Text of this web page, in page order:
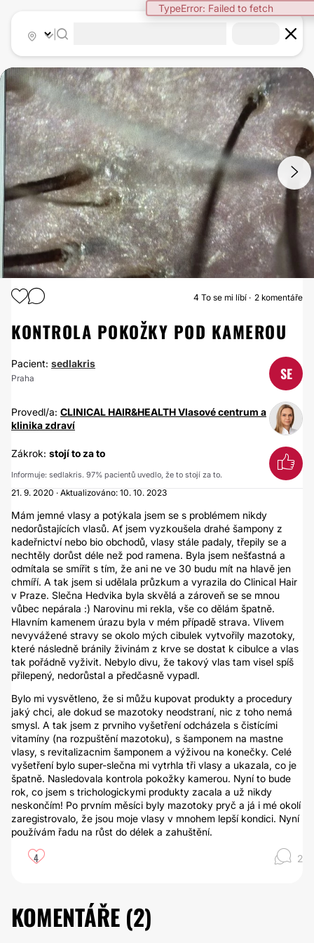
TypeError: Failed to fetch
TRICHOLOGICKÉ VYŠETŘENÍ
4 To se mi líbí 2 komentáře
KONTROLA POKOŽKY POD KAMEROU
Pacient: sedlakris
Praha SE
Provedl/a: CLINICAL HAIR&HEALTH Vlasové centrum a
klinika zdraví
Zákrok: stojí to za to
Informuje: sedlakris. 97% pacientů uvedlo, že to stojí za to.
21. 9. 2020 · Aktualizováno: 10. 10. 2023
Mám jemné vlasy a potýkala jsem se s problémem nikdy
nedorůstajících vlasů. Ať jsem vyzkoušela drahé šampony z
kadeřnictví nebo bio obchodů, vlasy stále padaly, třepily se a
nechtěly dorůst déle než pod ramena. Byla jsem nešťastná a
odmítala se smířit s tím, že ani ne ve 30 budu mít na hlavě jen
chmíří. A tak jsem si udělala průzkum a vyrazila do Clinical Hair
v Praze. Slečna Hedvika byla skvělá a zároveň se se mnou
vůbec nepárala :) Narovinu mi rekla, vše co dělám špatně.
Hlavním kamenem úrazu byla v mém případě strava. Vlivem
nevyvážené stravy se okolo mých cibulek vytvořily mazotoky,
které následně bránily živinám z krve se dostat k cibulce a vlas
tak pořádně vyživit. Nebylo divu, že takový vlas tam visel spíš
přilepený, nedorůstal a předčasně vypadl.
Bylo mi vysvětleno, že si můžu kupovat produkty a procedury
jaký chci, ale dokud se mazotoky neodstraní, nic z toho nemá
smysl. A tak jsem z prvniho vyšetření odcházela s čistícími
vitamíny (na rozpuštění mazotoku), s šamponem na mastne
vlasy, s revitalizacnim šamponem a výživou na konečky. Celé
vyšetření bylo super-slečna mi vytrhla tři vlasy a ukazala, co je
špatně. Nasledovala kontrola pokožky kamerou. Nyní to bude
rok, co jsem s trichologickymi produkty zacala a už nikdy
neskončím! Po prvním měsíci byly mazotoky pryč a já i mé okolí
zaregistrovalo, že jsou moje vlasy v mnohem lepší kondici. Nyní
používám řadu na růst do délek a zahuštění.
4 2
KOMENTÁŘE (2)